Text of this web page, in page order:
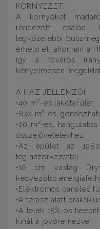
KÖRNYEZET:
A környéket
rendezett,
legközelebbi
érhető el, ahonnan a
így a főváros
kényelmesen
A HÁZ JELLEMZŐI:
•40 m²-es lakóterület
•832 m²-es,
•20 m²-es,
összejövetelekhez
•Az épület az
téglaszerkezettel
•10 cm vastag
kedvezőbb
•Elektromos paneles
•A terasz alatt
•A telek 15%-os
kínál a jövőre nézve